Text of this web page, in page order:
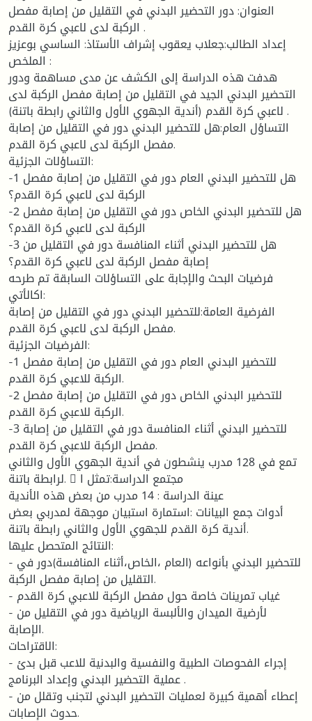
العنوان: دور التحضير البدني في التقليل من إصابة مفصل
الركبة لدى لاعبي كرة القدم .
إعداد الطالب:جعلاب يعقوب إشراف الأستاذ: الساسي بوعزيز
الملخص :
هدفت هذه الدراسة إلى الكشف عن مدى مساهمة ودور
التحضير البدني الجيد في التقليل من إصابة مفصل الركبة لدى
لاعبي كرة القدم (أندية الجهوي الأول والثاني رابطة باتنة) .
التساؤل العام:هل للتحضير البدني دور في التقليل من إصابة
مفصل الركبة لدى لاعبي كرة القدم.
التساؤلات الجزئية:
-1 هل للتحضير البدني العام دور في التقليل من إصابة مفصل
الركبة لدى لاعبي كرة القدم؟
-2 هل للتحضير البدني الخاص دور في التقليل من إصابة مفصل
الركبة لدى لاعبي كرة القدم؟
-3 هل للتحضير البدني أثناء المنافسة دور في التقليل من
إصابة مفصل الركبة لدى لاعبي كرة القدم؟
فرضيات البحث والإجابة على التساؤلات السابقة تم طرحه
اكالأتي:
الفرضية العامة:للتحضير البدني دور في التقليل من إصابة
مفصل الركبة لدى لاعبي كرة القدم.
الفرضيات الجزئية:
-1 للتحضير البدني العام دور في التقليل من إصابة مفصل
الركبة للاعبي كرة القدم.
-2 للتحضير البدني الخاص دور في التقليل من إصابة مفصل
الركبة للاعبي كرة القدم.
-3 للتحضير البدني أثناء المنافسة دور في التقليل من إصابة
مفصل الركبة للاعبي كرة القدم.
تمع في 128 مدرب ينشطون في أندية الجهوي الأول والثاني
لرابطة باتنة. 􀁕 مجتمع الدراسة:تمثل ا
عينة الدراسة : 14 مدرب من بعض هذه الأندية
أدوات جمع البيانات :استمارة استبيان موجهة لمدربي بعض
أندية كرة القدم للجهوي الأول والثاني رابطة باتنة.
النتائج المتحصل عليها:
- للتحضير البدني بأنواعه (العام ،الخاص،أثناء المنافسة)دور في
التقليل من إصابة مفصل الركبة.
- غياب تمرينات خاصة حول مفصل الركبة للاعبي كرة القدم
- لأرضية الميدان والألبسة الرياضية دور في التقليل من
الإصابة.
الاقتراحات:
- إجراء الفحوصات الطبية والنفسية والبدنية للاعب قبل بدئ
عملية التحضير البدني وإعداد البرنامج .
- إعطاء أهمية كبيرة لعمليات التحضير البدني لتجنب وتقلل من
حدوث الإصابات.